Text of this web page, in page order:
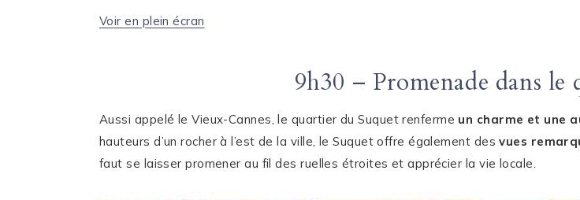
Voir en plein écran
9h30 – Promenade dans
Aussi appelé le Vieux-Cannes, le quartier du Suquet renferme un charme et une
hauteurs d’un rocher à l’est de la ville, le Suquet offre également desvues
faut se laisser promener au fil des ruelles étroites et apprécier la vie locale.